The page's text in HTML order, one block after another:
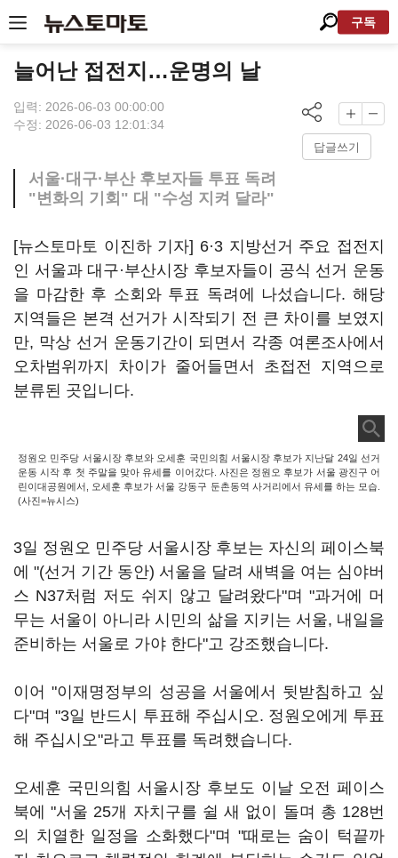
구독
늘어난 접전지…운명의 날
입력: 2026-06-03 00:00:00
수정: 2026-06-03 12:01:34
답글쓰기
서울·대구·부산 후보자들 투표 독려
"변화의 기회" 대 "수성 지켜 달라"
[뉴스토마토 이진하 기자] 6·3 지방선거 주요 접전지
인 서울과 대구·부산시장 후보자들이 공식 선거 운동
을 마감한 후 소회와 투표 독려에 나섰습니다. 해당
지역들은 본격 선거가 시작되기 전 큰 차이를 보였지
만, 막상 선거 운동기간이 되면서 각종 여론조사에서
오차범위까지 차이가 줄어들면서 초접전 지역으로
분류된 곳입니다.
정원오 민주당 서울시장 후보와 오세훈 국민의힘 서울시장 후보가 지난달 24일 선거
운동 시작 후 첫 주말을 맞아 유세를 이어갔다. 사진은 정원오 후보가 서울 광진구 어
린이대공원에서, 오세훈 후보가 서울 강동구 둔촌동역 사거리에서 유세를 하는 모습.
(사진=뉴시스)
3일 정원오 민주당 서울시장 후보는 자신의 페이스북
에 "(선거 기간 동안) 서울을 달려 새벽을 여는 심야버
스 N37처럼 저도 쉬지 않고 달려왔다"며 "과거에 머
무는 서울이 아니라 시민의 삶을 지키는 서울, 내일을
준비하는 서울로 가야 한다"고 강조했습니다.
이어 "이재명정부의 성공을 서울에서 뒷받침하고 싶
다"며 "3일 반드시 투표해 주십시오. 정원오에게 투표
해 주십시오"라고 투표를 독려했습니다.
오세훈 국민의힘 서울시장 후보도 이날 오전 페이스
북에 "서울 25개 자치구를 쉴 새 없이 돌며 총 128번
의 치열한 일정을 소화했다"며 "때로는 숨이 턱끝까